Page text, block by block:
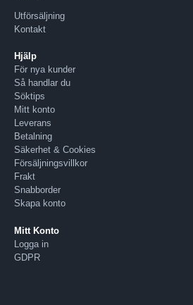
Utförsäljning
Kontakt
Hjälp
För nya kunder
Så handlar du
Söktips
Mitt konto
Leverans
Betalning
Säkerhet & Cookies
Försäljningsvillkor
Frakt
Snabborder
Skapa konto
Mitt Konto
Logga in
GDPR